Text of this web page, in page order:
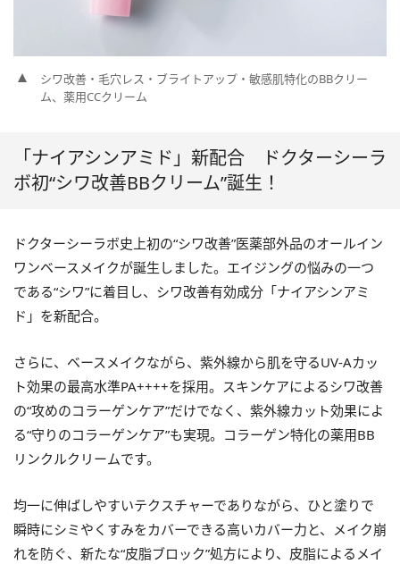
シワ改善・毛穴レス・ブライトアップ・敏感肌特化のBBクリー
ム、薬用CCクリーム
「ナイアシンアミド」新配合 ドクターシーラ
ボ初“シワ改善BBクリーム”誕生！
ドクターシーラボ史上初の“シワ改善”医薬部外品のオールイン
ワンベースメイクが誕生しました。エイジングの悩みの一つ
である“シワ”に着目し、シワ改善有効成分「ナイアシンアミ
ド」を新配合。
さらに、ベースメイクながら、紫外線から肌を守るUV‐Aカッ
ト効果の最高水準PA++++を採用。スキンケアによるシワ改善
の“攻めのコラーゲンケア”だけでなく、紫外線カット効果によ
る“守りのコラーゲンケア”も実現。コラーゲン特化の薬用BB
リンクルクリームです。
均一に伸ばしやすいテクスチャーでありながら、ひと塗りで
瞬時にシミやくすみをカバーできる高いカバー力と、メイク崩
れを防ぐ、新たな“皮脂ブロック”処方により、皮脂によるメイ